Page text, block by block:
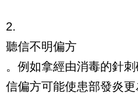
2.
聽信不明偏方
。例如拿經由消毒的針
信偏方可能使患部發炎更